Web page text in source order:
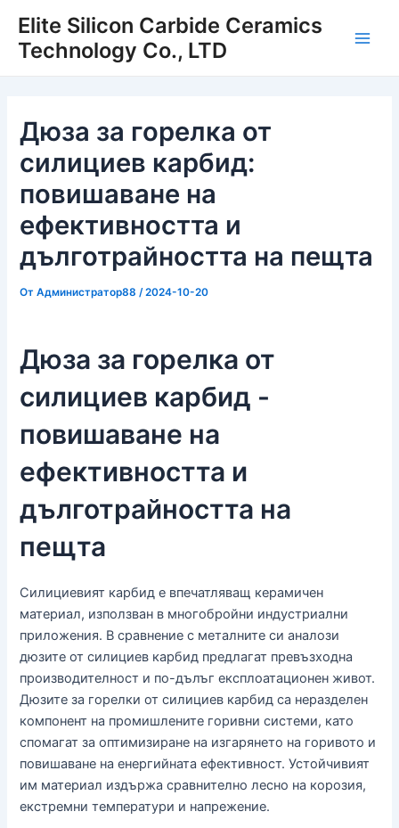
към
съдържанието
Elite Silicon Carbide Ceramics
Technology Co., LTD
Дюза за горелка от
силициев карбид:
повишаване на
ефективността и
дълготрайността на пещта
ОтАдминистратор88/2024-10-20
Дюза за горелка от
силициев карбид -
повишаване на
ефективността и
дълготрайността на
пещта
Силициевият карбид е впечатляващ керамичен
материал, използван в многобройни индустриални
приложения. В сравнение с металните си аналози
дюзите от силициев карбид предлагат превъзходна
производителност и по-дълъг експлоатационен живот.
Дюзите за горелки от силициев карбид са неразделен
компонент на промишлените горивни системи, като
спомагат за оптимизиране на изгарянето на горивото и
повишаване на енергийната ефективност. Устойчивият
им материал издържа сравнително лесно на корозия,
екстремни температури и напрежение.